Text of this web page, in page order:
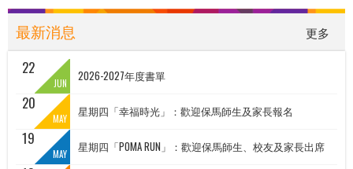
更多
最新消息
22
JUN 2026-2027年度書單
20
MAY 星期四「幸福時光」：歡迎保馬師生及家長報名
19
MAY 星期四「POMA RUN」：歡迎保馬師生、校友及家長出席